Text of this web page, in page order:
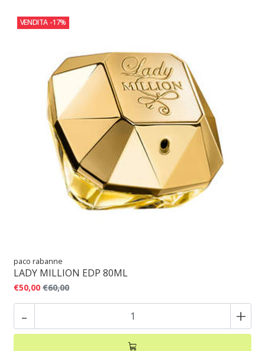
VENDITA -17%
paco rabanne
LADY MILLION EDP 80ML
€50,00 €60,00
- +